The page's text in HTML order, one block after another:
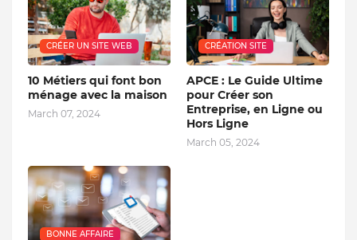
CRÉER UN SITE WEB
10 Métiers qui font bon
ménage avec la maison
March 07, 2024
CRÉATION SITE
APCE : Le Guide Ultime
pour Créer son
Entreprise, en Ligne ou
Hors Ligne
March 05, 2024
BONNE AFFAIRE